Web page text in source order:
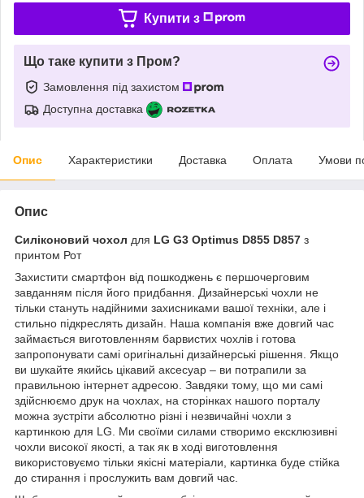
Купити з
Що таке купити з Пром?
Замовлення під захистом
Доступна доставка
Опис Характеристики Доставка Оплата Умови
Опис
Силіконовий чохол для LG G3 Optimus D855 D857 з
принтом Рот
Захистити смартфон від пошкоджень є першочерговим
завданням після його придбання. Дизайнерські чохли не
тільки стануть надійними захисниками вашої техніки, але і
стильно підкреслять дизайн. Наша компанія вже довгий час
займається виготовленням барвистих чохлів і готова
запропонувати самі оригінальні дизайнерські рішення. Якщо
ви шукайте якийсь цікавий аксесуар – ви потрапили за
правильною інтернет адресою. Завдяки тому, що ми самі
здійснюємо друк на чохлах, на сторінках нашого порталу
можна зустріти абсолютно різні і незвичайні чохли з
картинкою для LG. Ми своїми силами створимо ексклюзивні
чохли високої якості, а так як в ході виготовлення
використовуємо тільки якісні матеріали, картинка буде стійка
до стирання і прослужить вам довгий час.